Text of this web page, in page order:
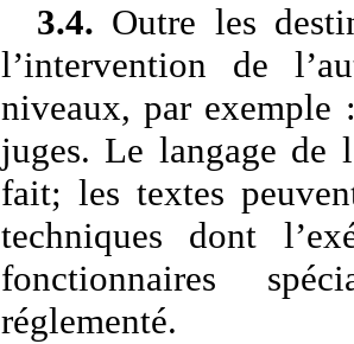
3.4. Outre les
l’intervention de
niveaux, par exemple
juges. Le langage de
fait; les textes
techniques dont
fonctionnaires
réglementé.